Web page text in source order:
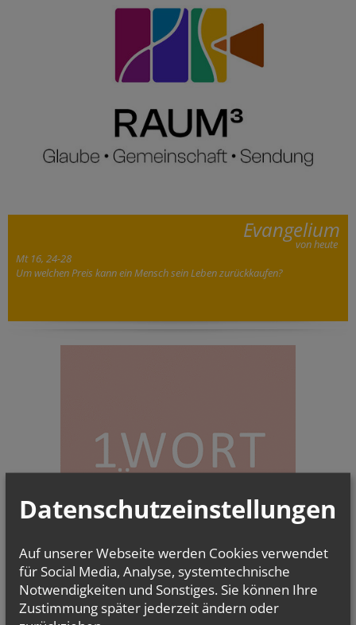
Evangelium
von heute
Mt 16, 24-28
Um welchen Preis kann ein Mensch sein Leben zurückkaufen?
Datenschutzeinstellungen
Auf unserer Webseite werden Cookies verwendet
für Social Media, Analyse, systemtechnische
Notwendigkeiten und Sonstiges. Sie können Ihre
Zustimmung später jederzeit ändern oder